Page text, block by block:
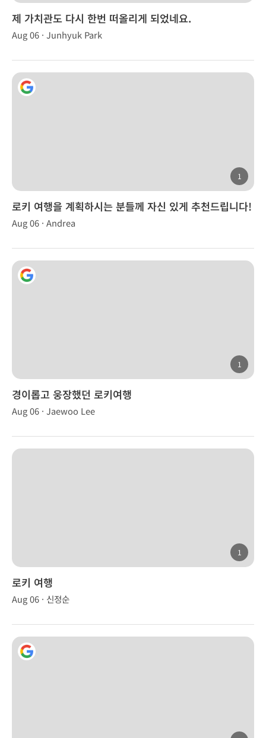
제 가치관도 다시 한번 떠올리게 되었네요.
Aug 06 · Junhyuk Park
1
로키 여행을 계획하시는 분들께 자신 있게 추천드립니다!
Aug 06 · Andrea
1
경이롭고 웅장했던 로키여행
Aug 06 · Jaewoo Lee
1
로키 여행
Aug 06 · 신정순